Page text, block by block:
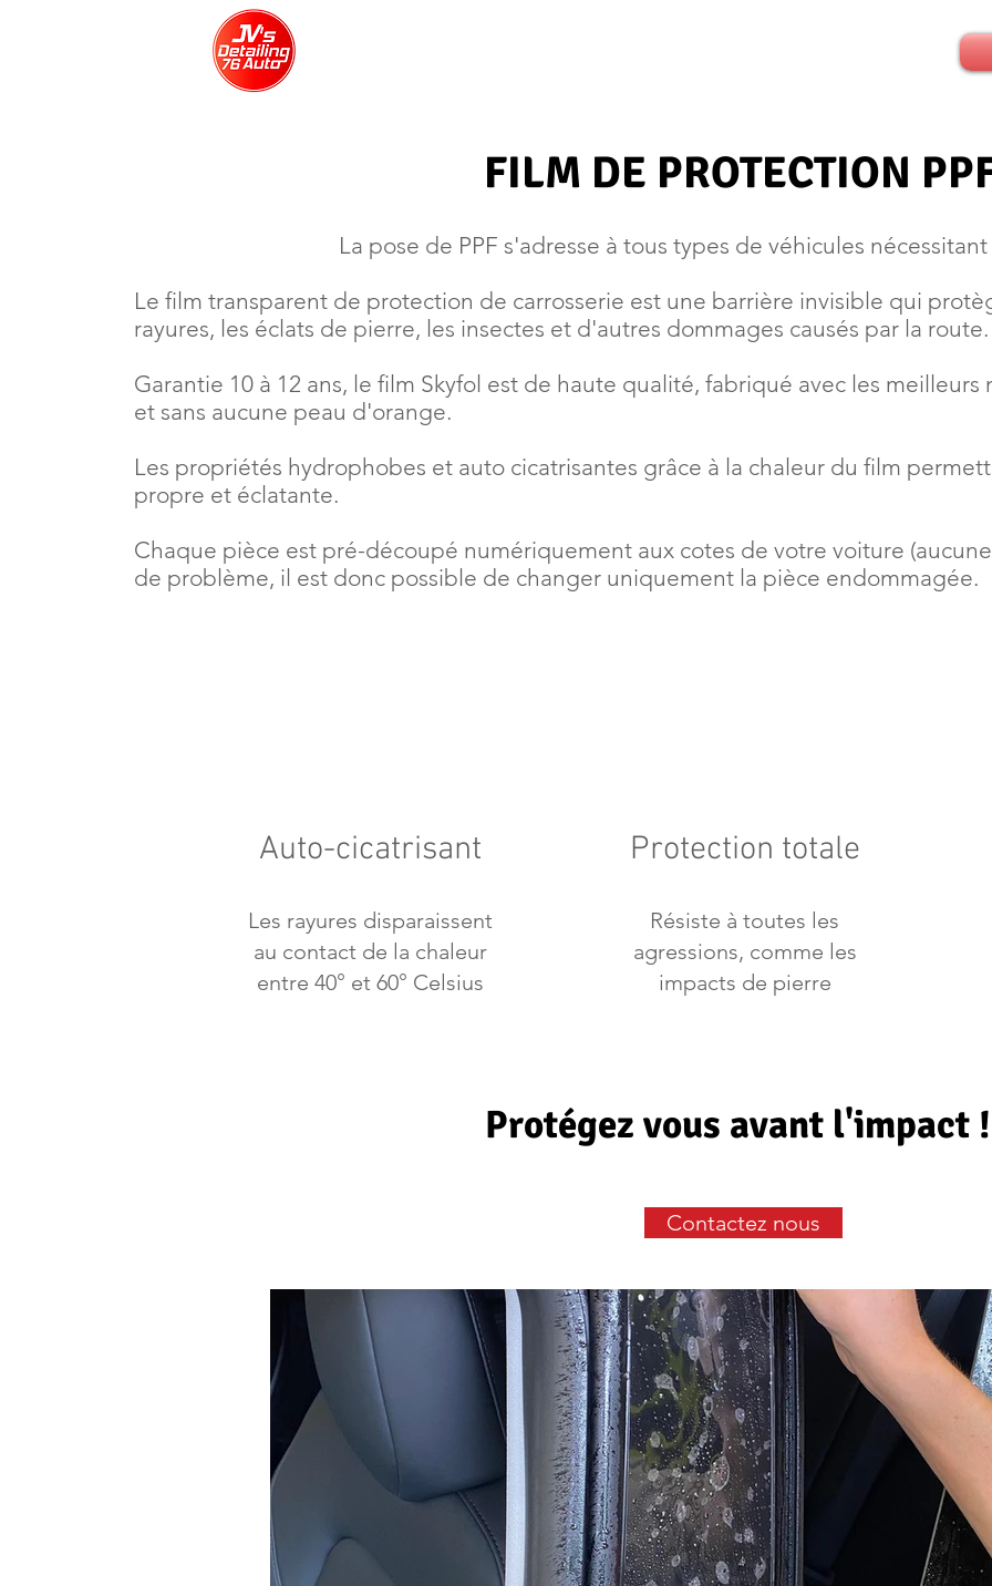
FILM DE PROTECTION
La pose de PPF s'adresse à tous types de véhicules
Le film transparent de protection de carrosserie est une barrière invisible qui
rayures, les éclats de pierre, les insectes et d'autres dommages causés par la route.
Garantie 10 à 12 ans, le film Skyfol est de haute qualité, fabriqué avec les
et sans aucune peau d'orange.
Les propriétés hydrophobes et auto cicatrisantes grâce à la chaleur du film
propre et éclatante.
Chaque pièce est pré-découpé numériquement aux cotes de votre voiture
de problème, il est donc possible de changer uniquement la pièce endommagée.
Auto-cicatrisant
Les rayures disparaissent
au contact de la chaleur
entre 40° et 60° Celsius
Protection totale
Résiste à toutes les
agressions, comme les
impacts de pierre
Protégez vous avant l'impact
Contactez nous